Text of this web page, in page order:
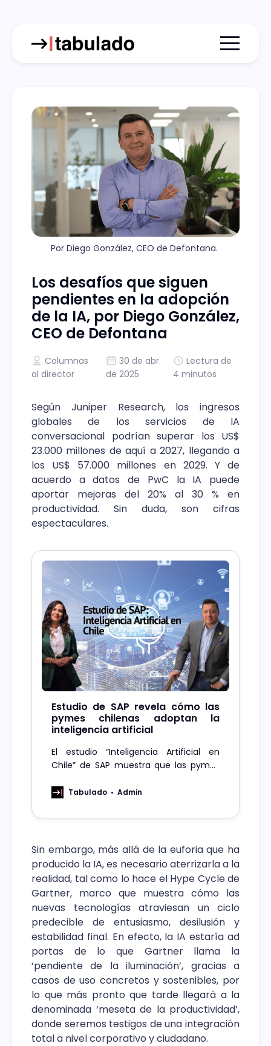
Menu
Por Diego González, CEO de Defontana.
Los desafíos que siguen
pendientes en la adopción
de la IA, por Diego González,
CEO de Defontana
Columnas
al director
30 de abr.
de 2025
Lectura de
4 minutos
Según Juniper Research, los ingresos
globales de los servicios de IA
conversacional podrían superar los US$
23.000 millones de aquí a 2027, llegando a
los US$ 57.000 millones en 2029. Y de
acuerdo a datos de PwC la IA puede
aportar mejoras del 20% al 30 % en
productividad. Sin duda, son cifras
espectaculares.
Estudio de SAP revela cómo las
pymes chilenas adoptan la
inteligencia artificial
El estudio “Inteligencia Artificial en
Chile” de SAP muestra que las pymes
eficiencia y productividad operativa.
Tabulado Admin
Sin embargo, más allá de la euforia que ha
producido la IA, es necesario aterrizarla a la
realidad, tal como lo hace el Hype Cycle de
Gartner, marco que muestra cómo las
nuevas tecnologías atraviesan un ciclo
predecible de entusiasmo, desilusión y
estabilidad final. En efecto, la IA estaría ad
portas de lo que Gartner llama la
‘pendiente de la iluminación’, gracias a
casos de uso concretos y sostenibles, por
lo que más pronto que tarde llegará a la
denominada ‘meseta de la productividad’,
donde seremos testigos de una integración
total a nivel corporativo y ciudadano.